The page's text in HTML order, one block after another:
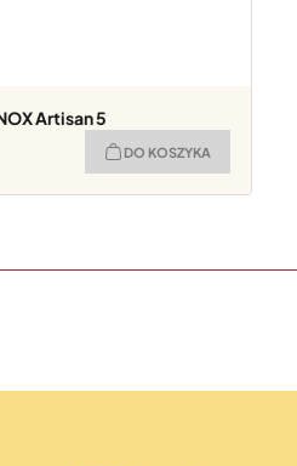
Artisan 5
DO KOSZYKA